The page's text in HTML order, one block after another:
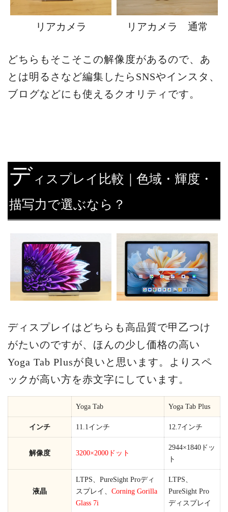
リアカメラ リアカメラ 通常
どちらもそこそこの解像度があるので、あ
とは明るさなど編集したらSNSやインスタ、
ブログなどにも使えるクオリティです。
デ ィスプレイ比較｜色域・輝度・
描写力で選ぶなら？
ディスプレイはどちらも高品質で甲乙つけ
がたいのですが、ほんの少し価格の高い
Yoga Tab Plusが良いと思います。よりスペ
ックが高い方を赤文字にしています。
Yoga Tab Yoga Tab Plus
インチ 11.1インチ 12.7インチ
解像度 3200×2000ドット
2944×1840ドッ
ト
液晶
LTPS、PureSight Proディ
スプレイ、 Corning Gorilla
Glass 7i
LTPS、
PureSight Pro
ディスプレイ